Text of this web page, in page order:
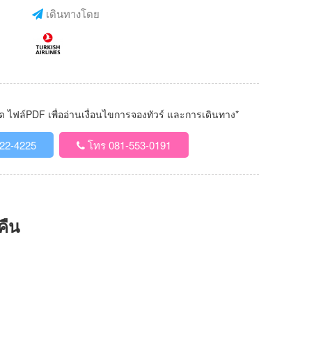
เดินทางโดย
ฟล์PDF เพื่ออ่านเงื่อนไขการจองทัวร์ และการเดินทาง*
4225 โทร 081-553-0191
น